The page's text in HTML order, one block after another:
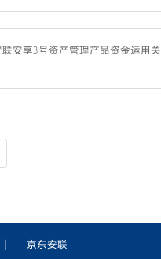
安享3号资产管理产品资金运用关
京东安联